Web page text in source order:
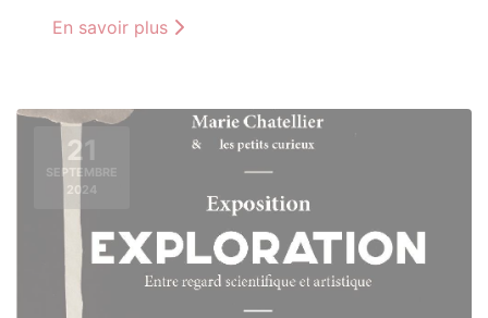
En savoir plus
21
SEPTEMBRE
2024